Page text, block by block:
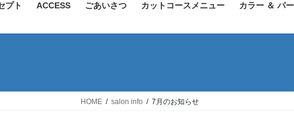
ツ
ス
シ
ン
プト ACCESS ごあいさつ カットコースメニュー カラー ＆ パ
HOME salon info 7月のお知らせ